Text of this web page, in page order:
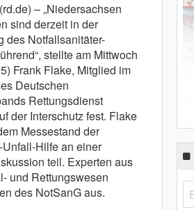
– „Niedersachsen
sind derzeit in der
des Notfallsanitäter-
stellte am Mittwoch
Frank Flake, Mitglied im
Deutschen
Rettungsdienst
der Interschutz fest. Flake
Messestand der
Hilfe an einer
teil. Experten aus
und Rettungswesen
des NotSanG aus.